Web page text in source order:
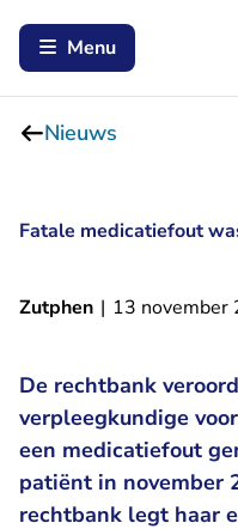
Menu
Nieuws
Fatale medicatiefout
Zutphen | 13 november
De rechtbank
verpleegkundige
een medicatiefout
patiënt in november
rechtbank legt haar